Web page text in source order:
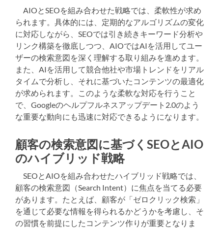
AIOとSEOを組み合わせた戦略では、柔軟性が求め
られます。具体的には、定期的なアルゴリズムの変化
に対応しながら、SEOでは引き続きキーワード分析や
リンク構築を徹底しつつ、AIOではAIを活用してユー
ザーの検索意図を深く理解する取り組みを進めます。
また、AIを活用して競合他社や市場トレンドをリアル
タイムで分析し、それに基づいたコンテンツの最適化
が求められます。このような柔軟な対応を行うこと
で、Googleのヘルプフルネスアップデート2.0のよう
な重要な動向にも迅速に対応できるようになります。
顧客の検索意図に基づくSEOとAIO
のハイブリッド戦略
SEOとAIOを組み合わせたハイブリッド戦略では、
顧客の検索意図（Search Intent）に焦点を当てる必要
があります。たとえば、顧客が「ゼロクリック検索」
を通じて必要な情報を得られるかどうかを考慮し、そ
の習慣を前提にしたコンテンツ作りが重要となりま